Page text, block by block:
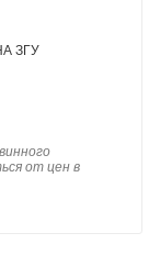
ЗГУ
от цен в